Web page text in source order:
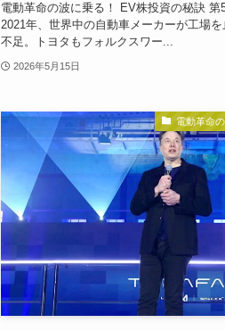
電動革命の波に乗る！ EV株投資の秘
2021年、世界中の自動車メーカーが工場
不足。トヨタもフォルクスワー...
2026年5月15日
電動革命